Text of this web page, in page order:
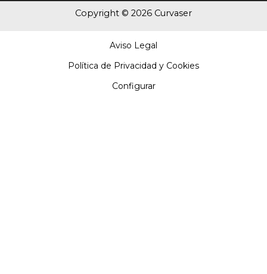
Copyright © 2026 Curvaser
Aviso Legal
Política de Privacidad y Cookies
Configurar